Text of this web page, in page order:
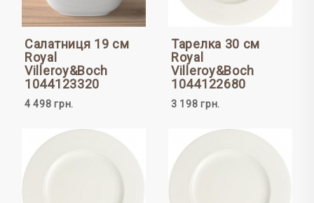
Салатниця 19 см
Royal
Villeroy&Boch
1044123320
4 498 грн.
Тарелка 30 см
Royal
Villeroy&Boch
1044122680
3 198 грн.